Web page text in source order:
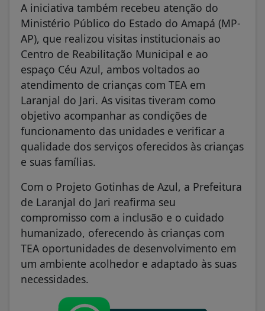
A iniciativa também recebeu atenção do
Ministério Público do Estado do Amapá (MP-
AP), que realizou visitas institucionais ao
Centro de Reabilitação Municipal e ao
espaço Céu Azul, ambos voltados ao
atendimento de crianças com TEA em
Laranjal do Jari. As visitas tiveram como
objetivo acompanhar as condições de
funcionamento das unidades e verificar a
qualidade dos serviços oferecidos às crianças
e suas famílias.
Com o Projeto Gotinhas de Azul, a Prefeitura
de Laranjal do Jari reafirma seu
compromisso com a inclusão e o cuidado
humanizado, oferecendo às crianças com
TEA oportunidades de desenvolvimento em
um ambiente acolhedor e adaptado às suas
necessidades.